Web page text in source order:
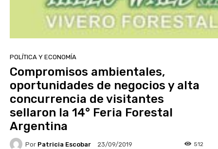
POLÍTICA Y ECONOMÍA
Compromisos ambientales,
oportunidades de negocios y alta
concurrencia de visitantes
sellaron la 14° Feria Forestal
Argentina
Por Patricia Escobar 23/09/2019 512